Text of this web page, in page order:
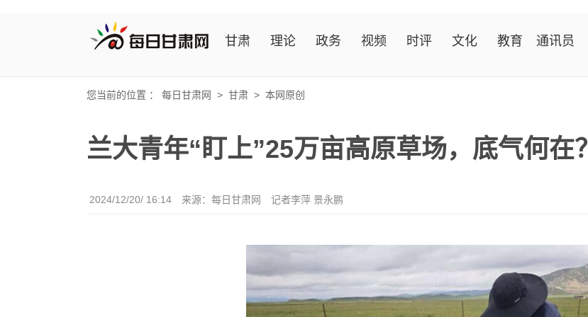
甘肃 理论 政务 视频 时评 文化 教育 通讯员
您当前的位置 ： 每日甘肃网 > 甘肃 > 本网原创
兰大青年“盯上”25万亩高原草场，底气何在？
2024/12/20/ 16:14 来源： 每日甘肃网 记者李萍 景永鹏